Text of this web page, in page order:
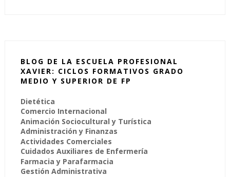
BLOG DE LA ESCUELA PROFESIONAL
XAVIER: CICLOS FORMATIVOS GRADO
MEDIO Y SUPERIOR DE FP
Dietética
Comercio Internacional
Animación Sociocultural y Turística
Administración y Finanzas
Actividades Comerciales
Cuidados Auxiliares de Enfermería
Farmacia y Parafarmacia
Gestión Administrativa